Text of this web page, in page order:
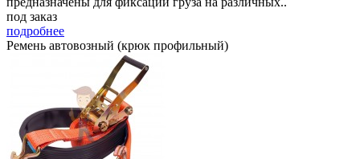
под заказ
подробнее
Ремень автовозный (крюк профильный)